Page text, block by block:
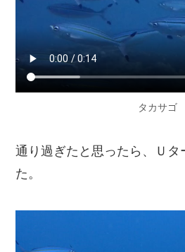
タカサゴ
通り過ぎたと思ったら、Ｕタ
た。